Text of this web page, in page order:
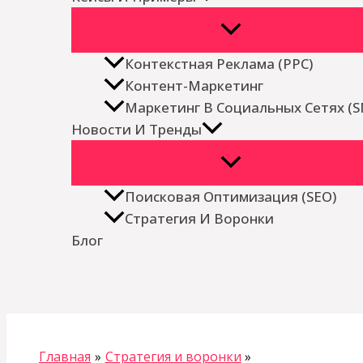
Контекстная Реклама (PPC)
Контент-Маркетинг
Маркетинг В Социальных Сетях
Новости И Тренды
Поисковая Оптимизация (SEO)
Стратегия И Воронки
Блог
Главная Стратегия и воронки